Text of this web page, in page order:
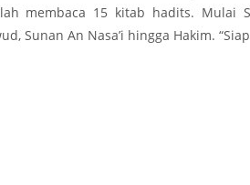
membaca 15 kitab hadits. Mulai
Sunan An Nasa’i hingga Hakim.